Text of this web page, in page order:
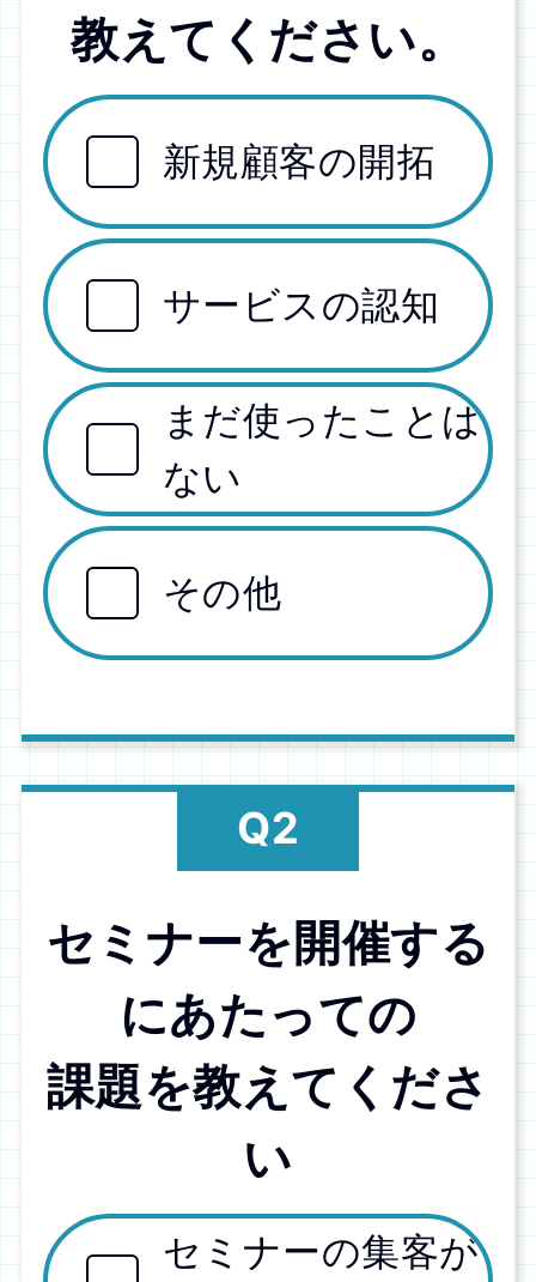
教えてください。
新規顧客の開拓
サービスの認知
まだ使ったことは
ない
その他
セミナーを開催する
にあたっての
課題を教えてくださ
い
セミナーの集客が